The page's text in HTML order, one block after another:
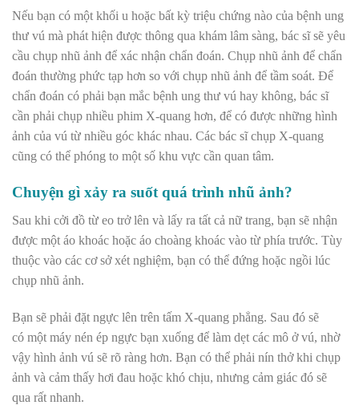
Nếu bạn có một khối u hoặc bất kỳ triệu chứng nào của bệnh ung
thư vú mà phát hiện được thông qua khám lâm sàng, bác sĩ sẽ yêu
cầu chụp nhũ ảnh để xác nhận chẩn đoán. Chụp nhũ ảnh để chẩn
đoán thường phức tạp hơn so với chụp nhũ ảnh để tầm soát. Để
chẩn đoán có phải bạn mắc bệnh ung thư vú hay không, bác sĩ
cần phải chụp nhiều phim X-quang hơn, để có được những hình
ảnh của vú từ nhiều góc khác nhau. Các bác sĩ chụp X-quang
cũng có thể phóng to một số khu vực cần quan tâm.
Chuyện gì xảy ra suốt quá trình nhũ ảnh?
Sau khi cởi đồ từ eo trở lên và lấy ra tất cả nữ trang, bạn sẽ nhận
được một áo khoác hoặc áo choàng khoác vào từ phía trước. Tùy
thuộc vào các cơ sở xét nghiệm, bạn có thể đứng hoặc ngồi lúc
chụp nhũ ảnh.
Bạn sẽ phải đặt ngực lên trên tấm X-quang phẳng. Sau đó sẽ
có một máy nén ép ngực bạn xuống để làm dẹt các mô ở vú, nhờ
vậy hình ảnh vú sẽ rõ ràng hơn. Bạn có thể phải nín thở khi chụp
ảnh và cảm thấy hơi đau hoặc khó chịu, nhưng cảm giác đó sẽ
qua rất nhanh.